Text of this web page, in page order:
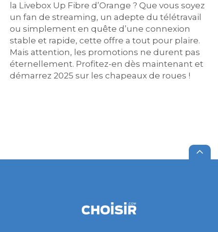
la Livebox Up Fibre d’Orange ? Que vous soyez
un fan de streaming, un adepte du télétravail
ou simplement en quête d’une connexion
stable et rapide, cette offre a tout pour plaire.
Mais attention, les promotions ne durent pas
éternellement. Profitez-en dès maintenant et
démarrez 2025 sur les chapeaux de roues !